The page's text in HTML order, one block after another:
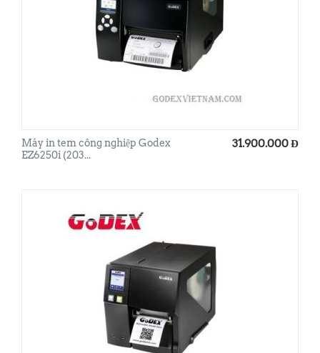
Máy in tem công nghiệp Godex
EZ6250i (203...
31.900.000Đ